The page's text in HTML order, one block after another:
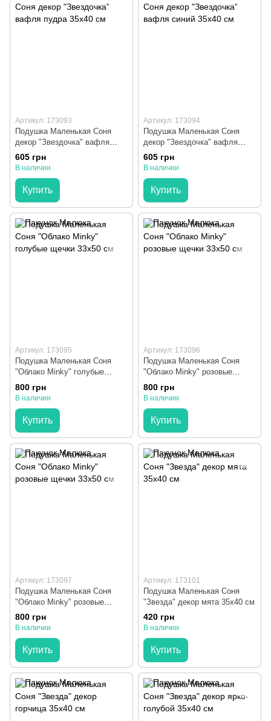
Артикул: 173093
Подушка Маленькая Соня
декор "Звездочка" вафля
пудра 35х40 см
605 грн
В наличии
Купить
Артикул: 173094
Подушка Маленькая Соня
декор "Звездочка" вафля
синий 35х40 см
605 грн
В наличии
Купить
Артикул: 173095
Подушка Маленькая Соня
"Облако Minky" голубые
щечки 33х50 см
800 грн
В наличии
Купить
Артикул: 173096
Подушка Маленькая Соня
"Облако Minky" розовые
щечки 33х50 см
800 грн
В наличии
Купить
Артикул: 173097
Подушка Маленькая Соня
"Облако Minky" розовые
щечки 33х50 см
800 грн
В наличии
Купить
Артикул: 173101
Подушка Маленькая Соня
"Звезда" декор мята 35х40 см
420 грн
В наличии
Купить